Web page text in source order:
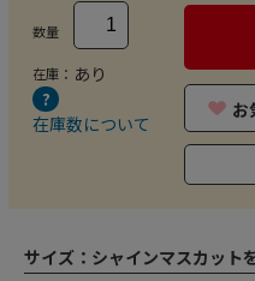
数量
在庫： あり
在庫数について
お
サイズ： シャインマスカット